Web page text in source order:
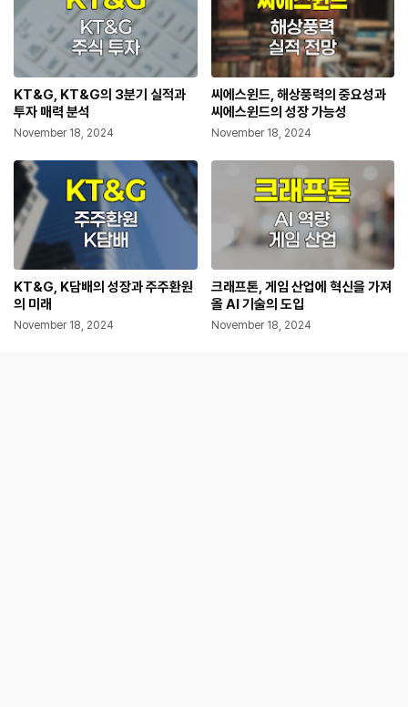
KT&G, KT&G의 3분기 실적과
투자 매력 분석
November 18, 2024
씨에스윈드, 해상풍력의 중요성과
씨에스윈드의 성장 가능성
November 18, 2024
KT&G, K담배의 성장과 주주환원
의 미래
November 18, 2024
크래프톤, 게임 산업에 혁신을 가져
올 AI 기술의 도입
November 18, 2024